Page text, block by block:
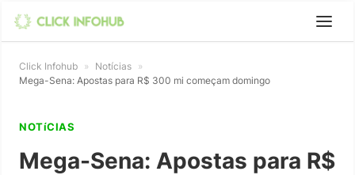
Click Infohub » Notícias »
Mega-Sena: Apostas para R$ 300 mi começam domingo
NOTíCIAS
Mega-Sena: Apostas para R$